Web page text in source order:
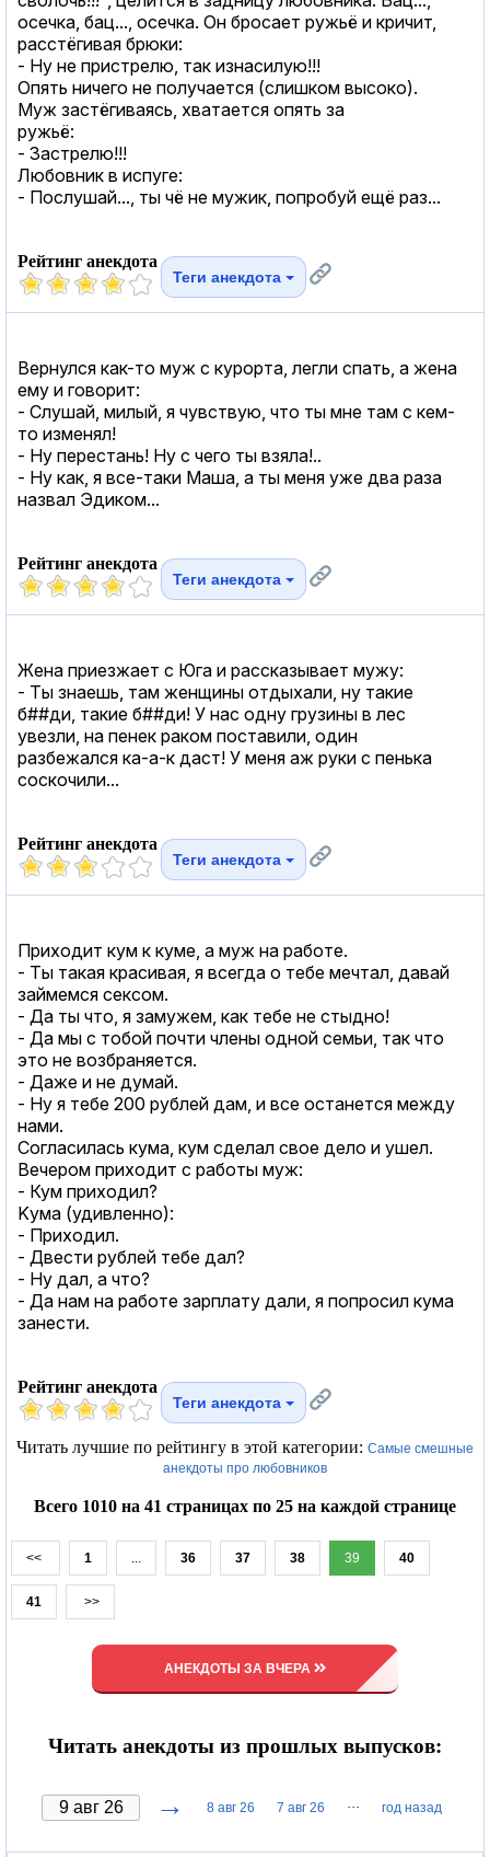
осечка, бац..., осечка. Он бросает ружьё и кричит,
расстёгивая брюки:
- Ну не пристрелю, так изнасилую!!!
Опять ничего не получается (слишком высоко).
Муж застёгиваясь, хватается опять за
ружьё:
- Застрелю!!!
Любовник в испуге:
- Послушай..., ты чё не мужик, попробуй ещё раз...
Рейтинг анекдота
Теги анекдота
Вернулся как-то муж с курорта, легли спать, а жена
ему и говорит:
- Слушай, милый, я чувствую, что ты мне там с кем-
то изменял!
- Ну перестань! Ну с чего ты взяла!..
- Ну как, я все-таки Маша, а ты меня уже два раза
назвал Эдиком...
Рейтинг анекдота
Теги анекдота
Жена приезжает с Юга и рассказывает мужу:
- Ты знаешь, там женщины отдыхали, ну такие
б##ди, такие б##ди! У нас одну грузины в лес
увезли, на пенек раком поставили, один
разбежался ка-а-к даст! У меня аж руки с пенька
соскочили...
Рейтинг анекдота
Теги анекдота
Приходит кум к куме, а муж на работе.
- Ты такая красивая, я всегда о тебе мечтал, давай
займемся cекcом.
- Да ты что, я замужем, как тебе не стыдно!
- Да мы с тобой почти члены одной семьи, так что
это не возбраняется.
- Даже и не думай.
- Ну я тебе 200 рублей дам, и все останется между
нами.
Согласилась кума, кум сделал свое дело и ушел.
Вечером приходит с работы муж:
- Кум приходил?
Kума (удивленно):
- Приходил.
- Двести рублей тебе дал?
- Ну дал, а что?
- Да нам на работе зарплату дали, я попросил кума
занести.
Рейтинг анекдота
Теги анекдота
Читать лучшие по рейтингу в этой категории: Самые смешные
анекдоты про любовников
Всего 1010 на 41 страницах по 25 на каждой странице
<< 1 ... 36 37 38 39 40
41 >>
АНЕКДОТЫ ЗА ВЧЕРА
Читать анекдоты из прошлых выпусков:
→ 8 авг 26 7 авг 26 ··· год назад